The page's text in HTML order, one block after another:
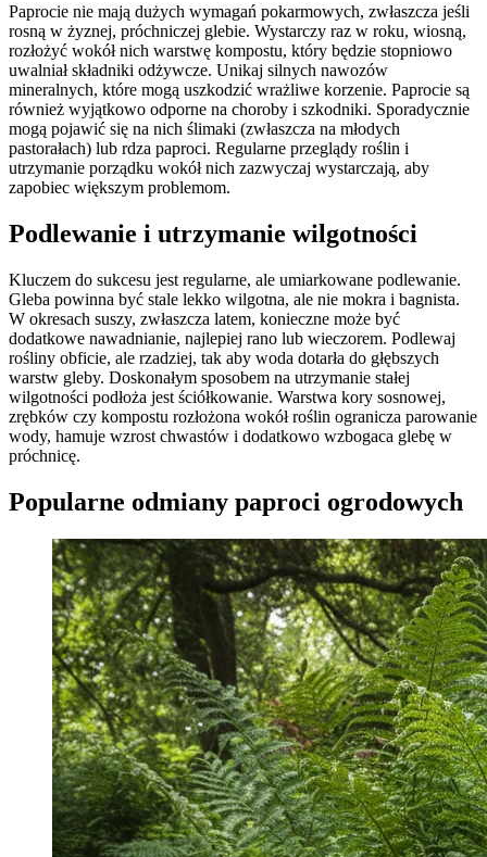
Paprocie nie mają dużych wymagań pokarmowych, zwłaszcza jeśli
rosną w żyznej, próchniczej glebie. Wystarczy raz w roku, wiosną,
rozłożyć wokół nich warstwę kompostu, który będzie stopniowo
uwalniał składniki odżywcze. Unikaj silnych nawozów
mineralnych, które mogą uszkodzić wrażliwe korzenie. Paprocie są
również wyjątkowo odporne na choroby i szkodniki. Sporadycznie
mogą pojawić się na nich ślimaki (zwłaszcza na młodych
pastorałach) lub rdza paproci. Regularne przeglądy roślin i
utrzymanie porządku wokół nich zazwyczaj wystarczają, aby
zapobiec większym problemom.
Podlewanie i utrzymanie wilgotności
Kluczem do sukcesu jest regularne, ale umiarkowane podlewanie.
Gleba powinna być stale lekko wilgotna, ale nie mokra i bagnista.
W okresach suszy, zwłaszcza latem, konieczne może być
dodatkowe nawadnianie, najlepiej rano lub wieczorem. Podlewaj
rośliny obficie, ale rzadziej, tak aby woda dotarła do głębszych
warstw gleby. Doskonałym sposobem na utrzymanie stałej
wilgotności podłoża jest ściółkowanie. Warstwa kory sosnowej,
zrębków czy kompostu rozłożona wokół roślin ogranicza parowanie
wody, hamuje wzrost chwastów i dodatkowo wzbogaca glebę w
próchnicę.
Popularne odmiany paproci ogrodowych